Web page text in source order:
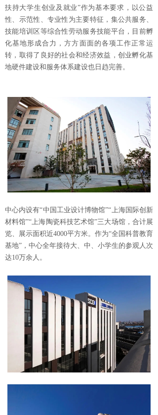
扶持大学生创业及就业”作为基本要求，以公益
性、示范性、专业性为主要特征，集公共服务、
技能培训区等综合性劳动服务技能平台，目前孵
化基地形成合力，方方面面的各项工作正常运
转，取得了良好的社会和经济效益，创业孵化基
地硬件建设和服务体系建设也日趋完善。
中心内设有“中国工业设计博物馆”“上海国际创新
材料馆”“上海陶瓷科技艺术馆”三大场馆，合计展
览、展示面积近4000平方米。作为“全国科普教育
基地”，中心全年接待大、中、小学生的参观人次
达10万余人。